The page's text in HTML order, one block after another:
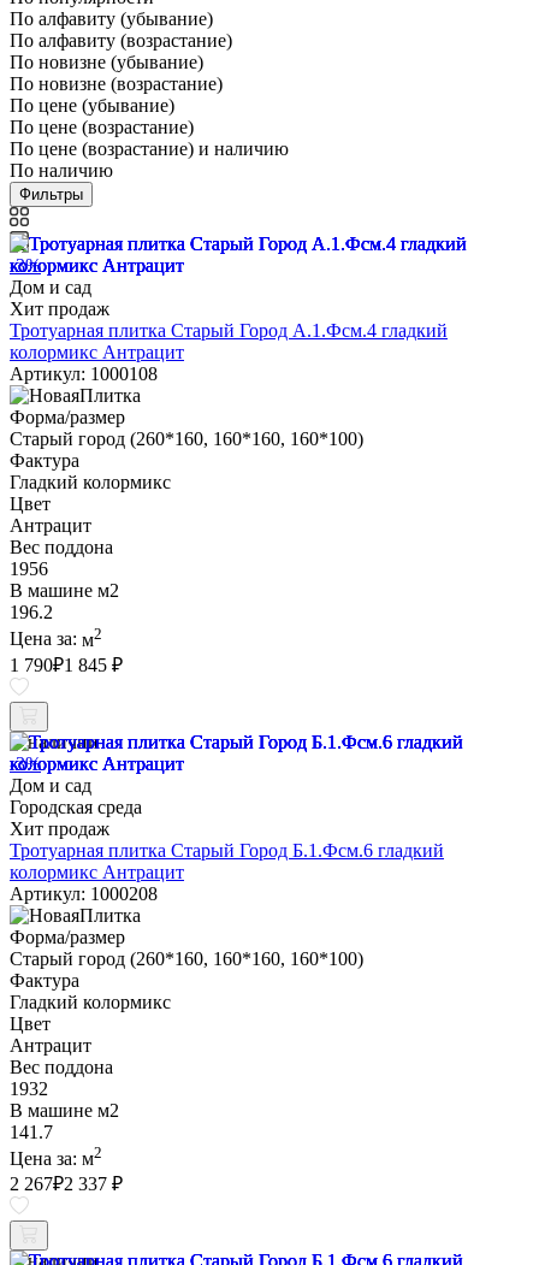
По алфавиту (убывание)
По алфавиту (возрастание)
По новизне (убывание)
По новизне (возрастание)
По цене (убывание)
По цене (возрастание)
По цене (возрастание) и наличию
По наличию
Фильтры
-3%
Дом и сад
Хит продаж
Тротуарная плитка Старый Город А.1.Фсм.4 гладкий
колормикс Антрацит
Артикул: 1000108
Форма/размер
Старый город (260*160, 160*160, 160*100)
Фактура
Гладкий колормикс
Цвет
Антрацит
Вес поддона
1956
В машине м2
196.2
Цена за: м2
1 790₽1 845 ₽
В наличии
-3%
Дом и сад
Городская среда
Хит продаж
Тротуарная плитка Старый Город Б.1.Фсм.6 гладкий
колормикс Антрацит
Артикул: 1000208
Форма/размер
Старый город (260*160, 160*160, 160*100)
Фактура
Гладкий колормикс
Цвет
Антрацит
Вес поддона
1932
В машине м2
141.7
Цена за: м2
2 267₽2 337 ₽
В наличии